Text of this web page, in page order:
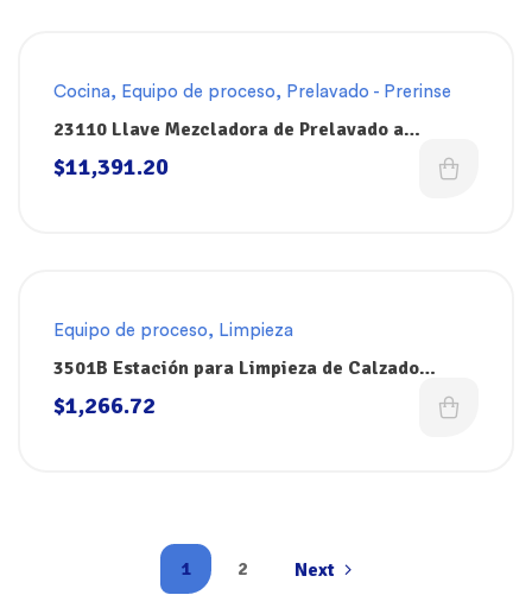
Cocina, Equipo de proceso, Prelavado - Prerinse
23110 Llave Mezcladora de Prelavado a
Cubierta de 36″ FISHER Prerinse
$11,391.20
Equipo de proceso, Limpieza
3501B Estación para Limpieza de Calzado
Limpiabotas El Castor
$1,266.72
1 2 Next